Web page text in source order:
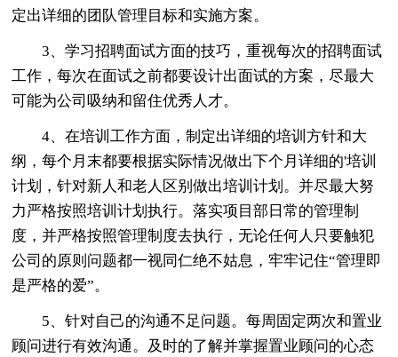
定出详细的团队管理目标和实施方案。
3、学习招聘面试方面的技巧，重视每次的招聘面试
工作，每次在面试之前都要设计出面试的方案，尽最大
可能为公司吸纳和留住优秀人才。
4、在培训工作方面，制定出详细的培训方针和大
纲，每个月末都要根据实际情况做出下个月详细的'培训
计划，针对新人和老人区别做出培训计划。并尽最大努
力严格按照培训计划执行。落实项目部日常的管理制
度，并严格按照管理制度去执行，无论任何人只要触犯
公司的原则问题都一视同仁绝不姑息，牢牢记住“管理即
是严格的爱”。
5、针对自己的沟通不足问题。每周固定两次和置业
顾问进行有效沟通。及时的了解并掌握置业顾问的心态